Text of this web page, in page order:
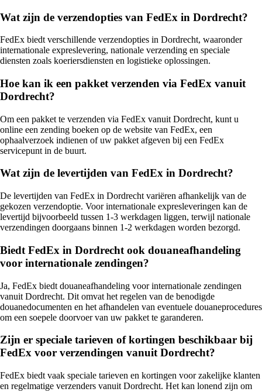
Wat zijn de verzendopties van FedEx in Dordrecht?
FedEx biedt verschillende verzendopties in Dordrecht, waaronder
internationale expreslevering, nationale verzending en speciale
diensten zoals koeriersdiensten en logistieke oplossingen.
Hoe kan ik een pakket verzenden via FedEx vanuit
Dordrecht?
Om een pakket te verzenden via FedEx vanuit Dordrecht, kunt u
online een zending boeken op de website van FedEx, een
ophaalverzoek indienen of uw pakket afgeven bij een FedEx
servicepunt in de buurt.
Wat zijn de levertijden van FedEx in Dordrecht?
De levertijden van FedEx in Dordrecht variëren afhankelijk van de
gekozen verzendoptie. Voor internationale expresleveringen kan de
levertijd bijvoorbeeld tussen 1-3 werkdagen liggen, terwijl nationale
verzendingen doorgaans binnen 1-2 werkdagen worden bezorgd.
Biedt FedEx in Dordrecht ook douaneafhandeling
voor internationale zendingen?
Ja, FedEx biedt douaneafhandeling voor internationale zendingen
vanuit Dordrecht. Dit omvat het regelen van de benodigde
douanedocumenten en het afhandelen van eventuele douaneprocedures
om een soepele doorvoer van uw pakket te garanderen.
Zijn er speciale tarieven of kortingen beschikbaar bij
FedEx voor verzendingen vanuit Dordrecht?
FedEx biedt vaak speciale tarieven en kortingen voor zakelijke klanten
en regelmatige verzenders vanuit Dordrecht. Het kan lonend zijn om